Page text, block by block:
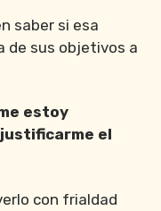
saber si esa
de sus objetivos a
estoy
el
con frialdad